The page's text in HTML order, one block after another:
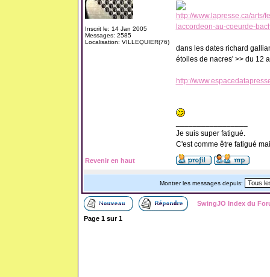
Inscrit le: 14 Jan 2005
Messages: 2585
Localisation: VILLEQUIER(76)
http://www.lapresse.ca/
laccordeon-au-coeurde-
dans les dates richard
étoiles de nacres' >> du 12
http://
Je suis super fatigué.
C'est comme être fatigué
Revenir en haut
Montrer les messages depuis:
SwingJO Index du
Page 1sur1